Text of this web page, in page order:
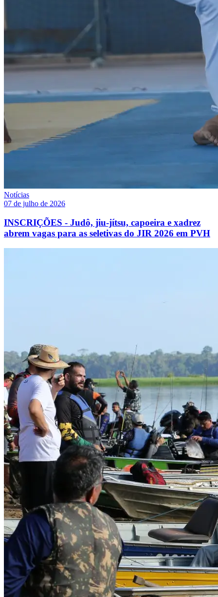
Notícias
07 de julho de 2026
INSCRIÇÕES - Judô, jiu-jítsu, capoeira e xadrez
abrem vagas para as seletivas do JIR 2026 em PVH